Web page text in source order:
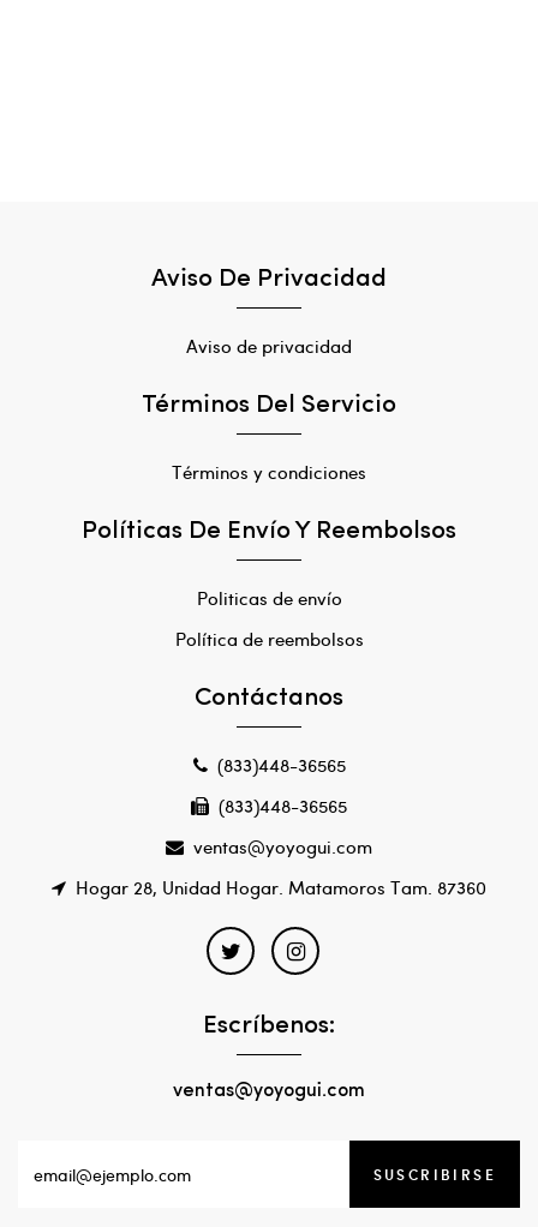
Aviso De Privacidad
Aviso de privacidad
Términos Del Servicio
Términos y condiciones
Políticas De Envío Y Reembolsos
Politicas de envío
Política de reembolsos
Contáctanos
(833)448-36565
(833)448-36565
ventas@yoyogui.com
Hogar 28, Unidad Hogar. Matamoros Tam. 87360
Escríbenos:
ventas@yoyogui.com
SUSCRIBIRSE